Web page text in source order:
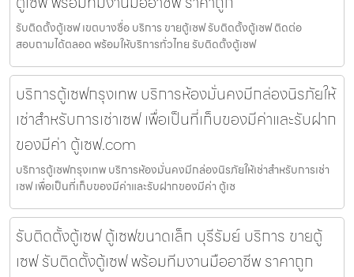
รับติดตั้งตู้เซฟ เขตบางซื่อ บริการ ขายตู้เซฟ รับติดตั้งตู้เซฟ ติดต่อ
สอบถามได้ตลอด พร้อมให้บริการทั่วไทย รับติดตั้งตู้เซฟ
บริการตู้เซฟกรุงเทพ บริการห้องมั่นคงมีกล่องนิรภัยให้
เช่าสำหรับการเช่าเซฟ เพื่อเป็นที่เก็บของมีค่าและรับฝาก
ของมีค่า ตู้เซฟ.com
บริการตู้เซฟกรุงเทพ บริการห้องมั่นคงมีกล่องนิรภัยให้เช่าสำหรับการเช่า
เซฟ เพื่อเป็นที่เก็บของมีค่าและรับฝากของมีค่า ตู้เซ
รับติดตั้งตู้เซฟ ตู้เซฟขนาดเล็ก บุรีรัมย์ บริการ ขายตู้
เซฟ รับติดตั้งตู้เซฟ พร้อมทีมงานมืออาชีพ ราคาถูก